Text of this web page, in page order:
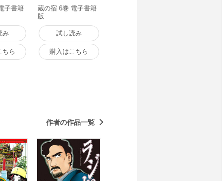
子書籍
み
ちら
蔵の宿 6巻 電子書籍
版
試し読み
購入はこちら
作者の作品一覧